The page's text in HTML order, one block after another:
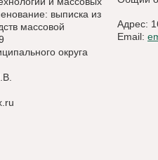
выписка из
массовой
округа
Адрес:
Email: